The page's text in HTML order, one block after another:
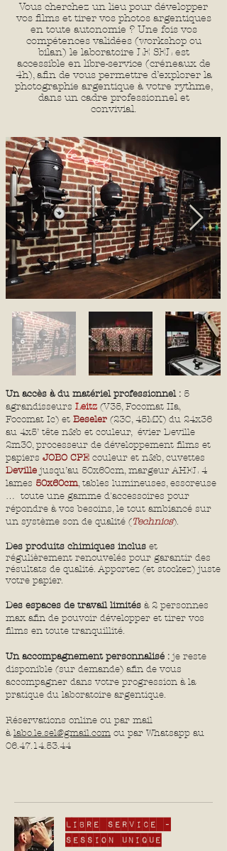
Vous cherchez un lieu pour développer
vos films et tirer vos photos argentiques
en toute autonomie ? Une fois vos
compétences validées (workshop ou
bilan) le laboratoire LE SEL est
accessible en libre-service (créneaux de
4h), afin de vous permettre d’explorer la
photographie argentique à votre rythme,
dans un cadre professionnel et
convivial.
Un accès à du matériel professionnel : 5
agrandisseurs Leitz (V35, Focomat IIa,
Focomat Ic) et Beseler (23C, 45MX) du 24x36
au 4x5’ tête n&b et couleur, évier Deville
2m30, processeur de développement films et
papiers JOBO CPE couleur et n&b, cuvettes
Deville jusqu’au 50x60cm, margeur AHEL 4
lames 50x60cm, tables lumineuses, essoreuse
… toute une gamme d'accessoires pour
répondre à vos besoins, le tout ambiancé sur
un système son de qualité (Technics).
Des produits chimiques inclus et
régulièrement renouvelés pour garantir des
résultats de qualité. Apportez (et stockez) juste
votre papier.
Des espaces de travail limités à 2 personnes
max afin de pouvoir développer et tirer vos
films en toute tranquillité.
Un accompagnement personnalisé : je reste
disponible (sur demande) afin de vous
accompagner dans votre progression à la
pratique du laboratoire argentique.
Réservations online ou par mail
àlabo.le.sel@gmail.com ou par Whatsapp au
06.47.14.53.44
Libre Service -
Session unique